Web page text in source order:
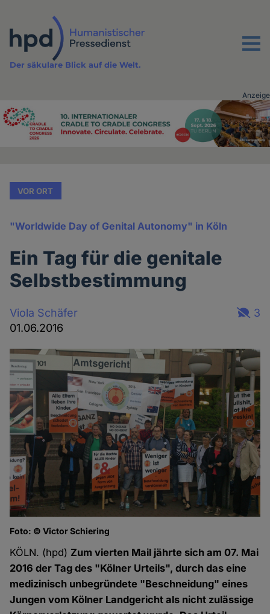
Inhalt
Menu
Der säkulare Blick auf die Welt.
Advertising
Anzeige
VOR ORT
"Worldwide Day of Genital Autonomy" in Köln
Ein Tag für die genitale
Selbstbestimmung
Viola Schäfer
01.06.2016
3
Foto: © Victor Schiering
KÖLN. (hpd) Zum vierten Mail jährte sich am 07. Mai
2016 der Tag des "Kölner Urteils", durch das eine
medizinisch unbegründete "Beschneidung" eines
Jungen vom Kölner Landgericht als nicht zulässige